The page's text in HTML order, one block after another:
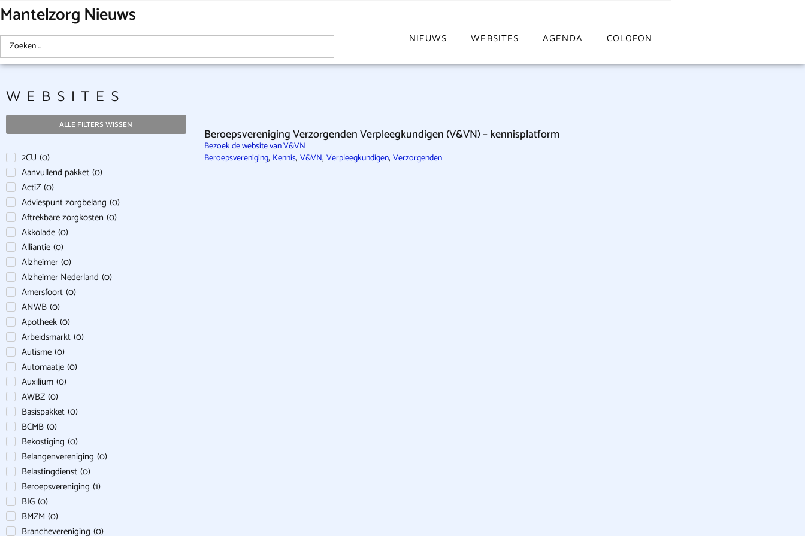
Mantelzorg Nieuws
NIEUWS WEBSITES AGENDA COLOFON
WEBSITES
ALLE FILTERS WISSEN
2CU (0)
Aanvullend pakket (0)
ActiZ (0)
Adviespunt zorgbelang (0)
Aftrekbare zorgkosten (0)
Akkolade (0)
Alliantie (0)
Alzheimer (0)
Alzheimer Nederland (0)
Amersfoort (0)
ANWB (0)
Apotheek (0)
Arbeidsmarkt (0)
Autisme (0)
Automaatje (0)
Auxilium (0)
AWBZ (0)
Basispakket (0)
BCMB (0)
Bekostiging (0)
Belangenvereniging (0)
Belastingdienst (0)
Beroepsvereniging (1)
BIG (0)
BMZM (0)
Branchevereniging (0)
Beroepsvereniging Verzorgenden Verpleegkundigen (V&VN) – kennisplatform
Bezoek de website van V&VN
Beroepsvereniging, Kennis, V&VN, Verpleegkundigen, Verzorgenden